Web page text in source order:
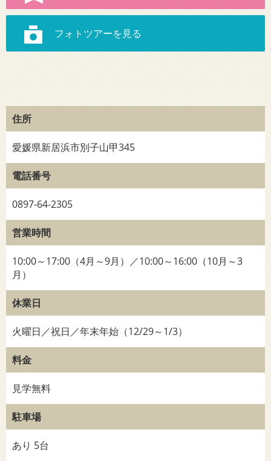
住所
愛媛県新居浜市別子山甲345
電話番号
0897-64-2305
営業時間
10:00～17:00（4月～9月）／10:00～16:00（10月～3
月）
休業日
火曜日／祝日／年末年始（12/29～1/3）
料金
見学無料
駐車場
あり 5台